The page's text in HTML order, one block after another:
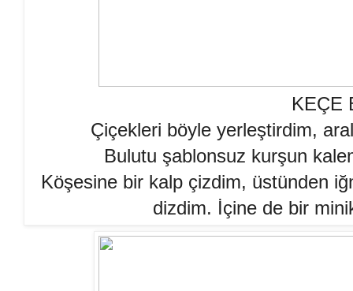
KEÇE
Çiçekleri böyle yerleştirdim,
Bulutu şablonsuz kurşun
Köşesine bir kalp çizdim, üstünden
dizdim. İçine de bir